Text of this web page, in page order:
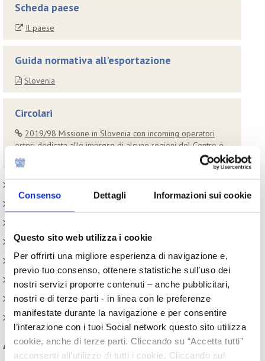
Consenso Dettagli Informazioni sui cookie
Questo sito web utilizza i cookie
Per offrirti una migliore esperienza di navigazione e,
previo tuo consenso, ottenere statistiche sull’uso dei
nostri servizi proporre contenuti – anche pubblicitari,
nostri e di terze parti - in linea con le preferenze
manifestate durante la navigazione e per consentire
l’interazione con i tuoi Social network questo sito utilizza
cookie, anche di terze parti. Cliccando su “Accetta tutti”
acconsenti all’utilizzo di tutti i cookie. Cliccando sul
Scheda paese
Il paese
Guida normativa all'esportazione
Slovenia
Circolari
2019/98 Missione in Slovenia con incoming operatori
esteri dedicata alle imprese di alcune regioni del Centro e
Sud Italia – Lubiana, 4/6 febbraio 2020
Circolari
Memorandum of Understanding
Corsi di formazione
Contatti utili
FAQ
Archivio